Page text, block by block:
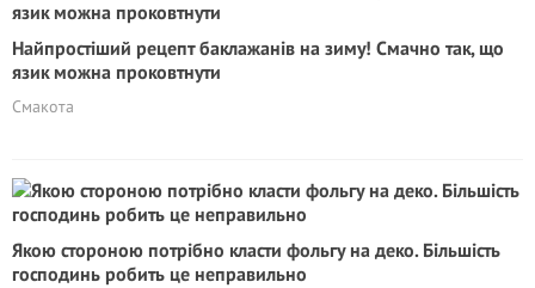
Найпростіший рецепт баклажанів на зиму! Смачно так, що
язик можна проковтнути
Смакота
Якою стороною потрібно класти фольгу на деко. Більшість
господинь робить це неправильно